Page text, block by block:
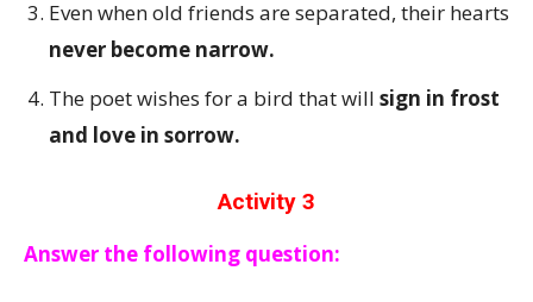
Even when old friends are separated, their hearts
never become narrow.
The poet wishes for a bird that will sign in frost
and love in sorrow.
Activity 3
Answer the following question: